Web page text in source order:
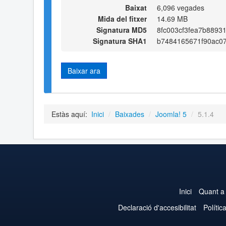
Baixat
6,096 vegades
Mida del fitxer
14.69 MB
Signatura MD5
Signatura SHA1
Baixar ara
Estàs aquí: Inici / Baixades / Joomla! 5 / 5.1.4
Inici Quant a
Declaració d'accesibilitat